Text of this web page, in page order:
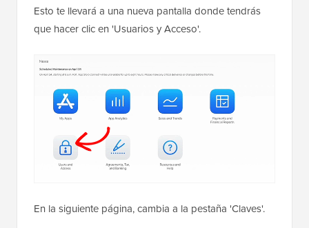
Esto te llevará a una nueva pantalla donde tendrás
que hacer clic en 'Usuarios y Acceso'.
En la siguiente página, cambia a la pestaña 'Claves'.